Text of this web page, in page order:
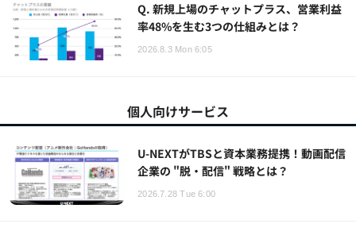
Q. 新規上場のチャットプラス、営業利益
率48%を生む3つの仕組みとは？
2026.8.3 Mon 6:05
個人向けサービス
U-NEXTがTBSと資本業務提携！動画配信
企業の "脱・配信" 戦略とは？
2026.7.28 Tue 6:00